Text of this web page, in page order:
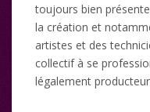
toujours bien
la création et
artistes et des
collectif à se
légalement